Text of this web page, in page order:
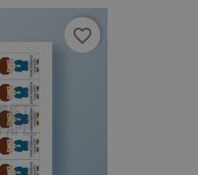
favorite_border